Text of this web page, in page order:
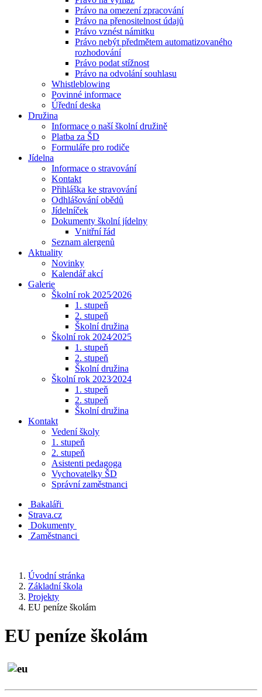
Právo na omezení zpracování
Právo na přenositelnost údajů
Právo vznést námitku
Právo nebýt předmětem automatizovaného
rozhodování
Právo podat stížnost
Právo na odvolání souhlasu
Whistleblowing
Povinné informace
Úřední deska
Družina
Informace o naší školní družině
Platba za ŠD
Formuláře pro rodiče
Jídelna
Informace o stravování
Kontakt
Přihláška ke stravování
Odhlášování obědů
Jídelníček
Dokumenty školní jídelny
Vnitřní řád
Seznam alergenů
Aktuality
Novinky
Kalendář akcí
Galerie
Školní rok 2025⁄2026
1. stupeň
2. stupeň
Školní družina
Školní rok 2024⁄2025
1. stupeň
2. stupeň
Školní družina
Školní rok 2023⁄2024
1. stupeň
2. stupeň
Školní družina
Kontakt
Vedení školy
1. stupeň
2. stupeň
Asistenti pedagoga
Vychovatelky ŠD
Správní zaměstnanci
Bakaláři
Strava.cz
Dokumenty
Zaměstnanci
Úvodní stránka
Základní škola
Projekty
EU peníze školám
EU peníze školám